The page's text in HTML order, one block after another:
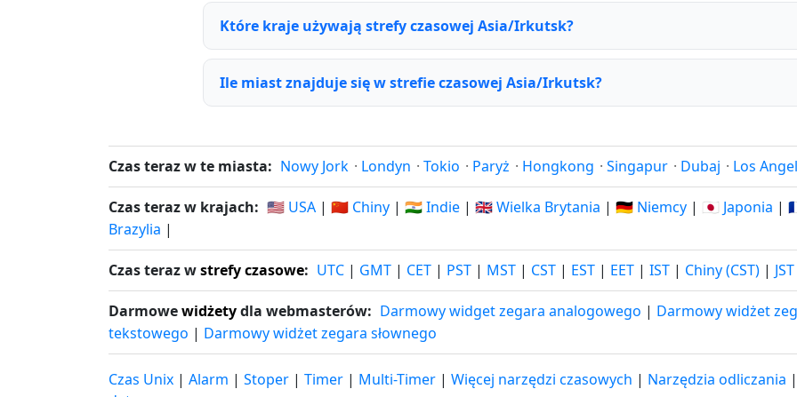
Które kraje używają strefy czasowej Asia/Irkutsk?
Ile miast znajduje się w strefie czasowej Asia/Irkutsk?
Czas teraz w te miasta: Nowy Jork · Londyn · Tokio · Paryż · Hongkong · Singapur · Dubaj · Los
Czas teraz w krajach: 🇺🇸 USA | 🇨🇳 Chiny | 🇮🇳 Indie | 🇬🇧 Wielka Brytania | 🇩🇪 Niemcy | 🇯🇵 Japonia |
Brazylia |
Czas teraz wstrefy czasowe: UTC | GMT | CET | PST | MST | CST | EST | EET | IST | Chiny (CST) | JST
Darmowewidżetydla webmasterów: Darmowy widget zegara analogowego | Darmowy widżet
tekstowego | Darmowy widżet zegara słownego
Czas Unix | Alarm | Stoper | Timer | Multi-Timer | Więcej narzędzi czasowych | Narzędzia odliczania |